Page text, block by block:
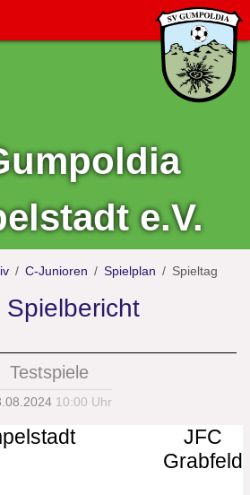
e.V.
C-Junioren Spielplan Spieltag
Spielbericht
Testspiele
10:00 Uhr
JFC
Grabfeld